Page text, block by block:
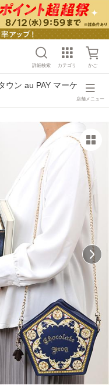
詳細検索 カテゴリ かご
ウン au PAY マーケ
店舗メニュー